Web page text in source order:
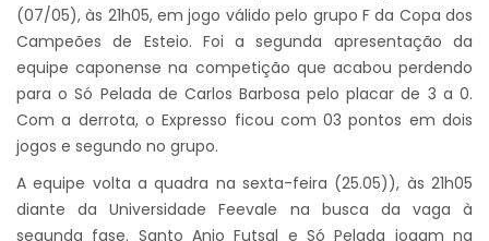
(07/05), às 21h05, em jogo válido pelo grupo F da Copa dos
Campeões de Esteio. Foi a segunda apresentação da
equipe caponense na competição que acabou perdendo
para o Só Pelada de Carlos Barbosa pelo placar de 3 a 0.
Com a derrota, o Expresso ficou com 03 pontos em dois
jogos e segundo no grupo.
A equipe volta a quadra na sexta-feira (25.05)), às 21h05
diante da Universidade Feevale na busca da vaga à
segunda fase. Santo Anjo Futsal e Só Pelada jogam na